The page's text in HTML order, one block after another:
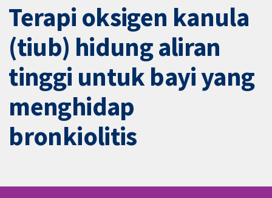
Terapi oksigen kanula
(tiub) hidung aliran
tinggi untuk bayi yang
menghidap
bronkiolitis